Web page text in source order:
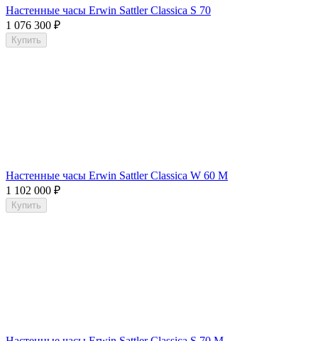
Настенные часы Erwin Sattler Classica S 70
1 076 300 ₽
Купить
Настенные часы Erwin Sattler Classica W 60 M
1 102 000 ₽
Купить